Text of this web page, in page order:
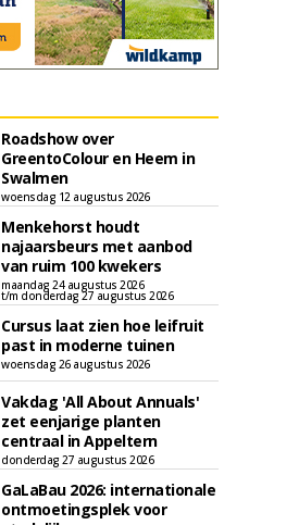
Roadshow over
GreentoColour en Heem in
Swalmen
woensdag 12 augustus 2026
Menkehorst houdt
najaarsbeurs met aanbod
van ruim 100 kwekers
maandag 24 augustus 2026
t/m donderdag 27 augustus 2026
Cursus laat zien hoe leifruit
past in moderne tuinen
woensdag 26 augustus 2026
Vakdag 'All About Annuals'
zet eenjarige planten
centraal in Appeltern
donderdag 27 augustus 2026
GaLaBau 2026: internationale
ontmoetingsplek voor